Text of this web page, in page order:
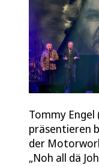
Tommy Engel
präsentieren
der
„Noh all dä